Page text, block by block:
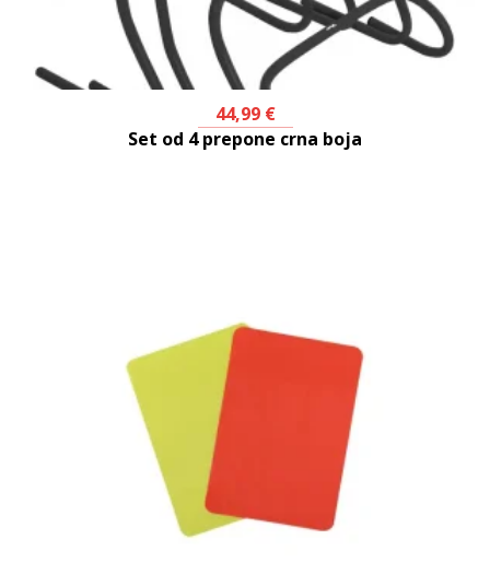
44,99 €
Set od 4 prepone crna boja